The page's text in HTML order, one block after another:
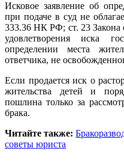
Исковое заявление об
при подаче в суд не
333.36 НК РФ; ст. 23 Закона
удовлетворения иска
определении места
ответчика, не
Если продается иск о
жительства детей и
пошлина только за
брака.
Читайте также:
советы юриста